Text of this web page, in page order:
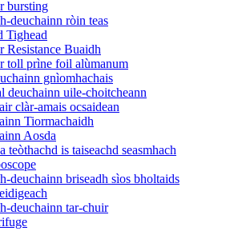
bursting
deuchainn ròin teas
Tighead
Resistance Buaidh
toll prìne foil alùmanum
gnìomhachais
deuchainn uile-choitcheann
clàr-amais ocsaidean
Tiormachaidh
Aosda
teòthachd is taiseachd seasmhach
deuchainn briseadh sìos bholtaids
deuchainn tar-chuir